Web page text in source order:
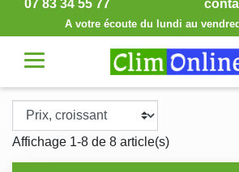
07 83 34 55 77
A votre écoute du lundi au
Affichage 1-8 de 8 article(s)